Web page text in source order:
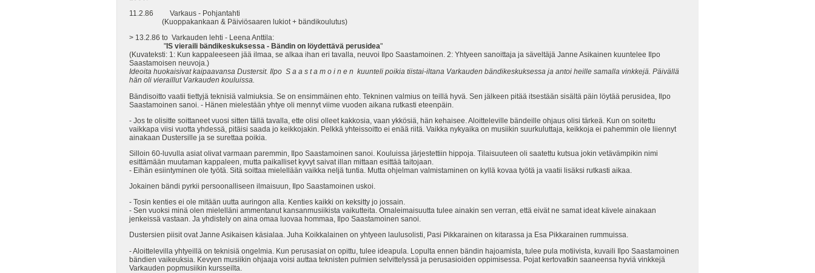
11.2.86 Varkaus - Pohjantahti
(Kuoppakankaan & Päiviösaaren lukiot + bändikoulutus)
> 13.2.86 to Varkauden lehti - Leena Anttila:
" IS vieraili bändikeskuksessa - Bändin on löydettävä perusidea"
(Kuvateksti: 1: Kun kappaleeseen jää ilmaa, se alkaa ihan eri tavalla, neuvoi Ilpo Saastamoinen. 2: Yhtyeen sanoittaja ja säveltäjä Janne Asikainen kuuntelee Ilpo
Saastamoisen neuvoja.)
Ideoita huokaisivat kaipaavansa Dustersit. Ilpo S a a s t a m o i n e n kuunteli poikia tiistai-iltana Varkauden bändikeskuksessa ja antoi heille samalla vinkkejä. Päivällä
hän oli vieraillut Varkauden kouluissa.
Bändisoitto vaatii tiettyjä teknisiä valmiuksia. Se on ensimmäinen ehto. Tekninen valmius on teillä hyvä. Sen jälkeen pitää itsestään sisältä päin löytää perusidea, Ilpo
Saastamoinen sanoi. - Hänen mielestään yhtye oli mennyt viime vuoden aikana rutkasti eteenpäin.
- Jos te olisitte soittaneet vuosi sitten tällä tavalla, ette olisi olleet kakkosia, vaan ykkösiä, hän kehaisee. Aloitteleville bändeille ohjaus olisi tärkeä. Kun on soitettu
vaikkapa viisi vuotta yhdessä, pitäisi saada jo keikkojakin. Pelkkä yhteissoitto ei enää riitä. Vaikka nykyaika on musiikin suurkuluttaja, keikkoja ei pahemmin ole liiennyt
ainakaan Dustersille ja se surettaa poikia.
Silloin 60-luvulla asiat olivat varmaan paremmin, Ilpo Saastamoinen sanoi. Kouluissa järjestettiin hippoja. Tilaisuuteen oli saatettu kutsua jokin vetävämpikin nimi
esittämään muutaman kappaleen, mutta paikalliset kyvyt saivat illan mittaan esittää taitojaan.
- Eihän esiintyminen ole työtä. Sitä soittaa mielellään vaikka neljä tuntia. Mutta ohjelman valmistaminen on kyllä kovaa työtä ja vaatii lisäksi rutkasti aikaa.
Jokainen bändi pyrkii persoonalliseen ilmaisuun, Ilpo Saastamoinen uskoi.
- Tosin kenties ei ole mitään uutta auringon alla. Kenties kaikki on keksitty jo jossain.
- Sen vuoksi minä olen mielelläni ammentanut kansanmusiikista vaikutteita. Omaleimaisuutta tulee ainakin sen verran, että eivät ne samat ideat kävele ainakaan
jenkeissä vastaan. Ja yhdistely on aina omaa luovaa hommaa, Ilpo Saastamoinen sanoi.
Dustersien piisit ovat Janne Asikaisen käsialaa. Juha Koikkalainen on yhtyeen laulusolisti, Pasi Pikkarainen on kitarassa ja Esa Pikkarainen rummuissa.
- Aloittelevilla yhtyeillä on teknisiä ongelmia. Kun perusasiat on opittu, tulee ideapula. Lopulta ennen bändin hajoamista, tulee pula motiivista, kuvaili Ilpo Saastamoinen
bändien vaikeuksia. Kevyen musiikin ohjaaja voisi auttaa teknisten pulmien selvittelyssä ja perusasioiden oppimisessa. Pojat kertovatkin saaneensa hyviä vinkkejä
Varkauden popmusiikin kursseilta.